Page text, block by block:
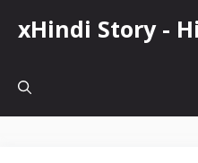
xHindi Story -